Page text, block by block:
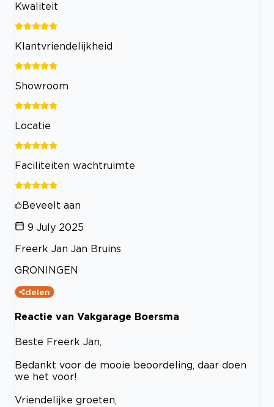
Kwaliteit
Klantvriendelijkheid
Showroom
Locatie
Faciliteiten wachtruimte
Beveelt aan
9 July 2025
Freerk Jan Jan Bruins
GRONINGEN
delen
Reactie van Vakgarage Boersma
Beste Freerk Jan,
Bedankt voor de mooie beoordeling, daar doen
we het voor!
Vriendelijke groeten,